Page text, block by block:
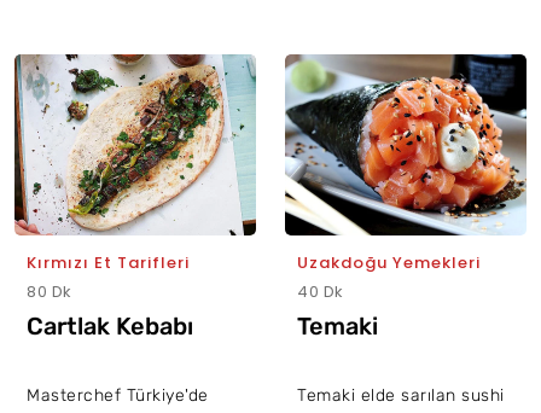
Kırmızı Et Tarifleri
80 Dk
Cartlak Kebabı
Masterchef Türkiye'de
Uzakdoğu Yemekleri
40 Dk
Temaki
Temaki elde sarılan sushi